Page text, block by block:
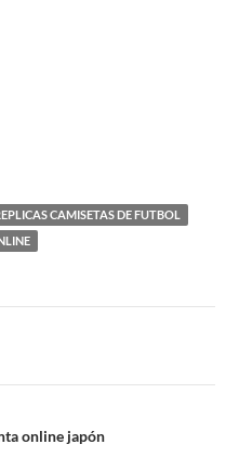
CAMISETAS DE FUTBOL
online japón